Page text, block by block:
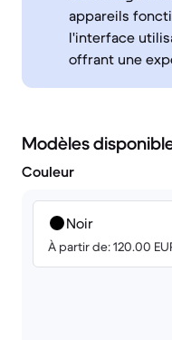
appareils
l'interface
offrant une
Modèles
Couleur
Noir
À partir de: 120.00